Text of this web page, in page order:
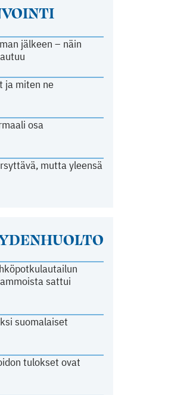
jälkeen – näin
ja miten ne
osa
mutta yleensä
sattui
suomalaiset
tulokset ovat